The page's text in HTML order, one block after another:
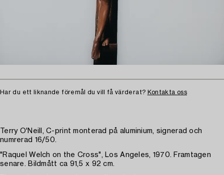
Har du ett liknande föremål du vill få värderat? Kontakta oss
Terry O'Neill, C-print monterad på aluminium, signerad och
numrerad 16/50.
"Raquel Welch on the Cross", Los Angeles, 1970. Framtagen
senare. Bildmått ca 91,5 x 92 cm.